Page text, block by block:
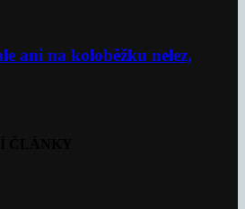
ani na koloběžku nelez,